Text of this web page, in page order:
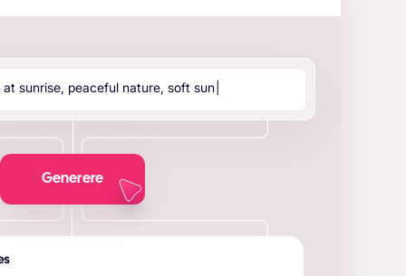
at sunrise, peaceful nature, soft sun
Generere